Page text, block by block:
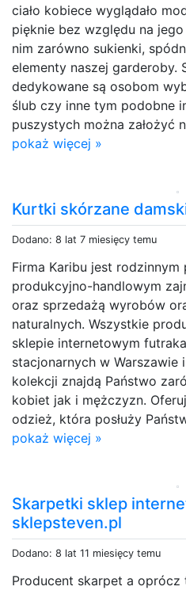
ciało kobiece wyglądało
pięknie bez względu na
nim zarówno sukienki,
elementy naszej garderoby.
dedykowane są osobom
ślub czy inne tym podobne
puszystych można założyć
pokaż więcej »
Kurtki skórzane
Dodano: 8 lat 7 miesięcy temu
Firma Karibu jest
produkcyjno-handlowym
oraz sprzedażą wyrobów
naturalnych. Wszystkie
sklepie internetowym
stacjonarnych w Warszawie
kolekcji znajdą Państwo
kobiet jak i mężczyzn.
odzież, która posłuży
pokaż więcej »
Skarpetki sklep
sklepsteven.pl
Dodano: 8 lat 11 miesięcy temu
Producent skarpet a oprócz